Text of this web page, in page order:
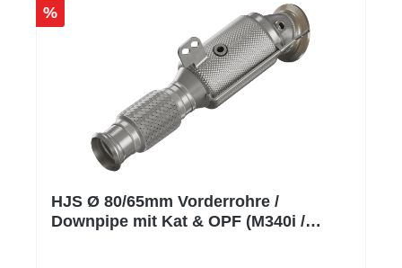
%
HJS Ø 80/65mm Vorderrohre /
Downpipe mit Kat & OPF (M340i /